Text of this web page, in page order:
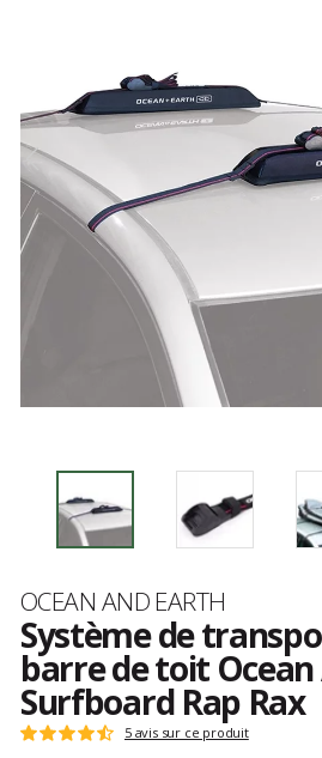
Marque
OCEAN AND EARTH
Système de
barre de toit
Surfboard Rap Rax
Les
Note
5 avis sur ce produit